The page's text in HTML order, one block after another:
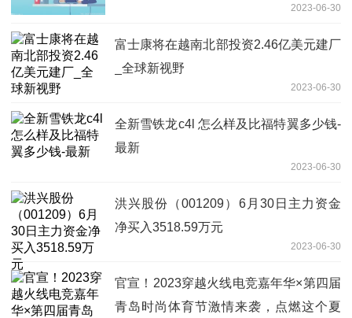
2023-06-30
富士康将在越南北部投资2.46亿美元建厂
_全球新视野
2023-06-30
全新雪铁龙c4l 怎么样及比福特翼多少钱-
最新
2023-06-30
洪兴股份（001209）6月30日主力资金
净买入3518.59万元
2023-06-30
官宣！2023穿越火线电竞嘉年华×第四届
青岛时尚体育节激情来袭，点燃这个夏